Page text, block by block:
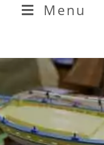
Menu